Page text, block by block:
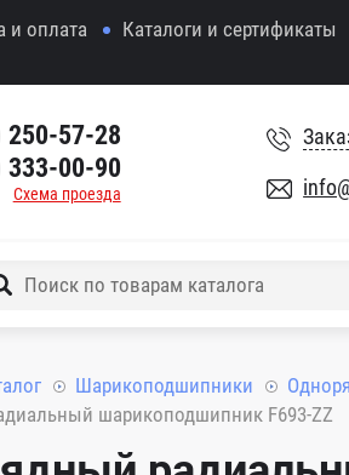
и оплата Каталоги и сертификаты
250-57-28
333-00-90
Схема проезда
Шарикоподшипники
шарикоподшипник F693-ZZ